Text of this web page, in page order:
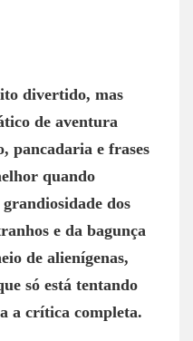
divertido, mas
de aventura
pancadaria e frases
quando
dos
e da bagunça
de alienígenas,
só está tentando
a crítica completa.